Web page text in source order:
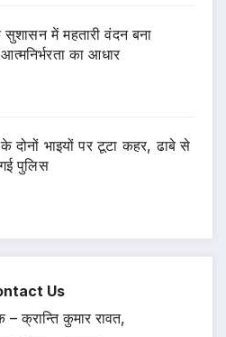
सुशासन में महतारी वंदन बना
का आधार
दोनों भाइयों पर टूटा कहर, ढाबे से
पुलिस
Us
– क्रान्ति कुमार रावत,